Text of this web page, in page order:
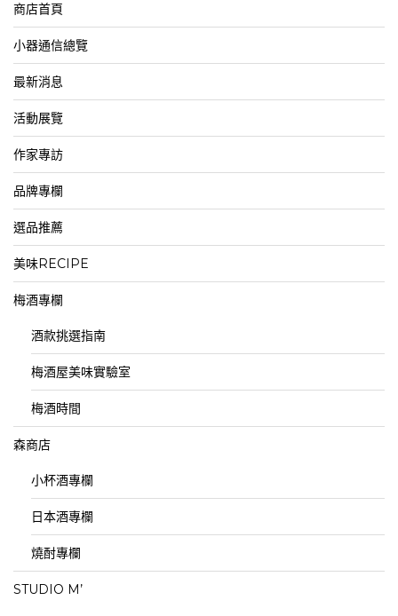
商店首頁
小器通信總覽
最新消息
活動展覽
作家專訪
品牌專欄
選品推薦
美味RECIPE
梅酒專欄
酒款挑選指南
梅酒屋美味實驗室
梅酒時間
森商店
小杯酒專欄
日本酒專欄
燒酎專欄
STUDIO M’